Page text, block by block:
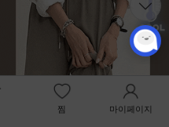
찜 마이페이지